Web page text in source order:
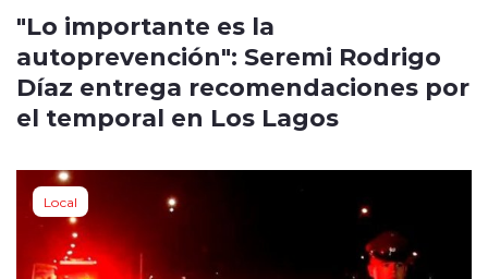
"Lo importante es la
autoprevención": Seremi Rodrigo
Díaz entrega recomendaciones por
el temporal en Los Lagos
Local